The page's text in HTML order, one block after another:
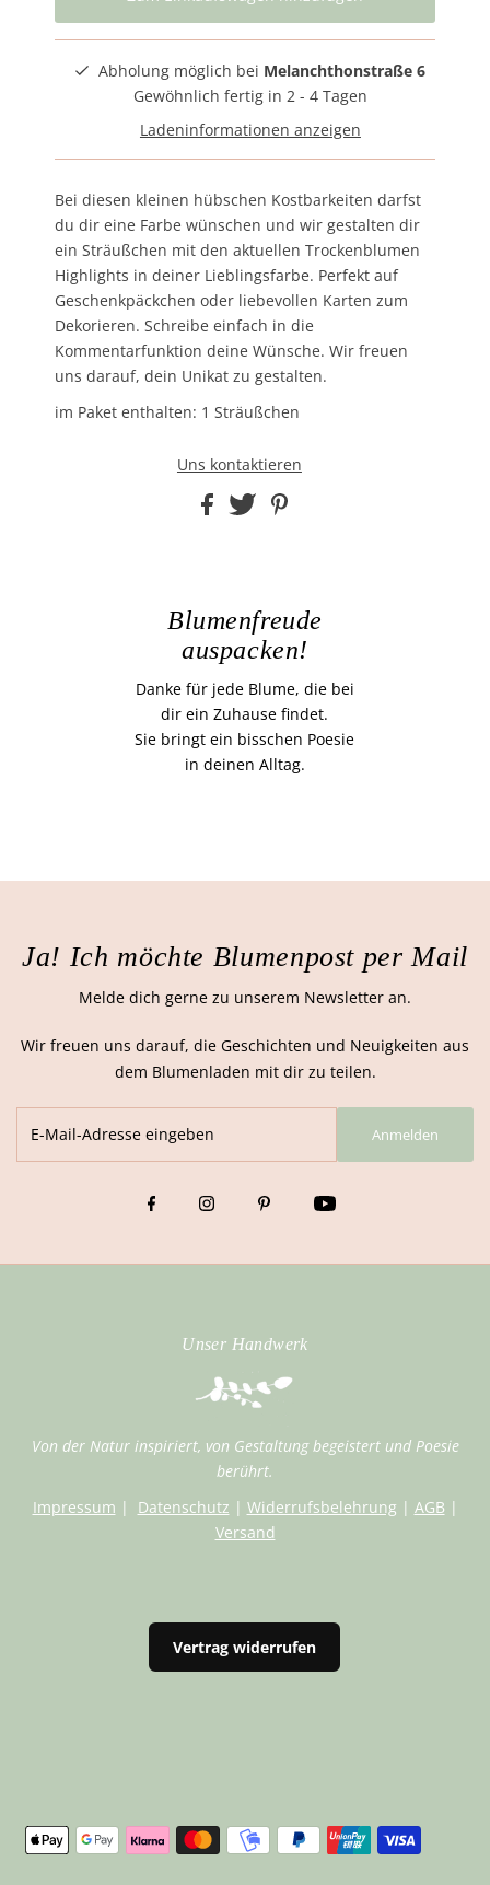
Abholung möglich bei Melanchthonstraße 6
Gewöhnlich fertig in 2 - 4 Tagen
Ladeninformationen anzeigen
Bei diesen kleinen hübschen Kostbarkeiten darfst
du dir eine Farbe wünschen und wir gestalten dir
ein Sträußchen mit den aktuellen Trockenblumen
Highlights in deiner Lieblingsfarbe. Perfekt auf
Geschenkpäckchen oder liebevollen Karten zum
Dekorieren. Schreibe einfach in die
Kommentarfunktion deine Wünsche. Wir freuen
uns darauf, dein Unikat zu gestalten.
im Paket enthalten: 1 Sträußchen
Uns kontaktieren
Blumenfreude
auspacken!
Danke für jede Blume, die bei
dir ein Zuhause findet.
Sie bringt ein bisschen Poesie
in deinen Alltag.
Ja! Ich möchte Blumenpost per Mail
Melde dich gerne zu unserem Newsletter an.
Wir freuen uns darauf, die Geschichten und Neuigkeiten aus
dem Blumenladen mit dir zu teilen.
Anmelden
Unser Handwerk
Von der Natur inspiriert, von Gestaltung begeistert und Poesie
berührt.
Impressum | Datenschutz | Widerrufsbelehrung | AGB |
Versand
Vertrag widerrufen